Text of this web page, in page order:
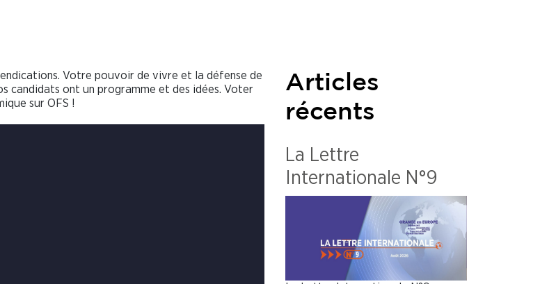
Votre pouvoir de vivre et la défense de
candidats ont un programme et des idées. Voter
sur OFS !
Articles
récents
La Lettre
Internationale N°9